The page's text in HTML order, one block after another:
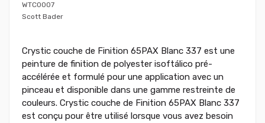
WTC0007
Scott Bader
Crystic couche de Finition 65PAX Blanc 337 est une
peinture de finition de polyester isoftálico pré-
accélérée et formulé pour une application avec un
pinceau et disponible dans une gamme restreinte de
couleurs. Crystic couche de Finition 65PAX Blanc 337
est conçu pour être utilisé lorsque vous avez besoin